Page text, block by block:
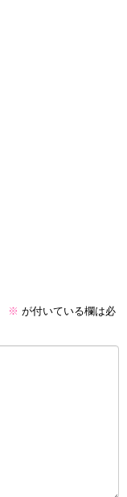
※ が付いている欄は必